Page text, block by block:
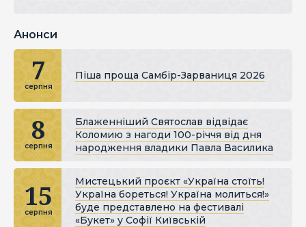
Анонси
7
серпня
Піша проща Самбір-Зарваниця 2026
8
серпня
Блаженніший Святослав відвідає
Коломию з нагоди 100-річчя від дня
народження владики Павла Василика
15
серпня
Мистецький проєкт «Україна стоїть!
Україна бореться! Україна молиться!»
буде представлено на фестивалі
«Букет» у Софії Київській